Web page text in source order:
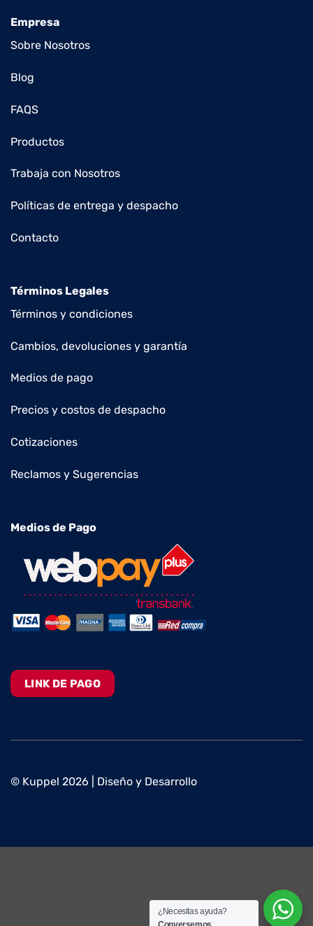
Empresa
Sobre Nosotros
Blog
FAQS
Productos
Trabaja con Nosotros
Políticas de entrega y despacho
Contacto
Términos Legales
Términos y condiciones
Cambios, devoluciones y garantía
Medios de pago
Precios y costos de despacho
Cotizaciones
Reclamos y Sugerencias
Medios de Pago
LINK DE PAGO
© Kuppel 2026 | Diseño y Desarrollo
¿Necesitas ayuda?